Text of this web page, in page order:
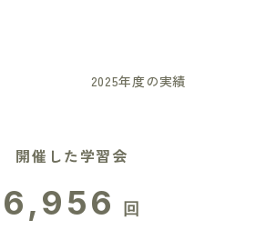
2025年度の実績
開催した学習会
6,956 回